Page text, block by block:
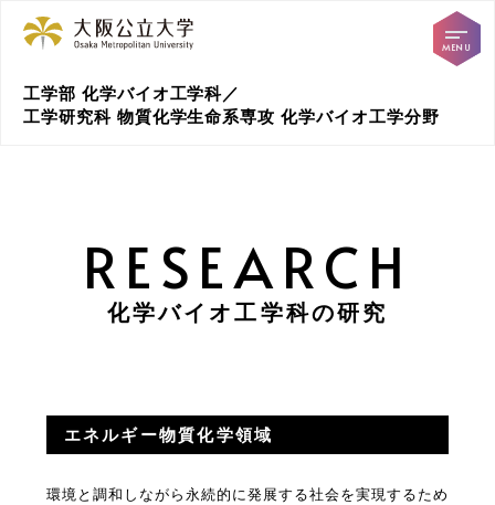
工学部 化学バイオ工学科／
工学研究科 物質化学生命系専攻 化学バイオ工学分野
RESEARCH
化学バイオ工学科の研究
エネルギー物質化学領域
環境と調和しながら永続的に発展する社会を実現するため